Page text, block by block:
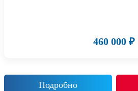
460 000 ₽
Подробно